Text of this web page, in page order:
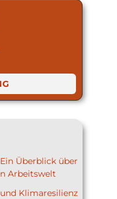
Überblick über
Arbeitswelt
Klimaresilienz